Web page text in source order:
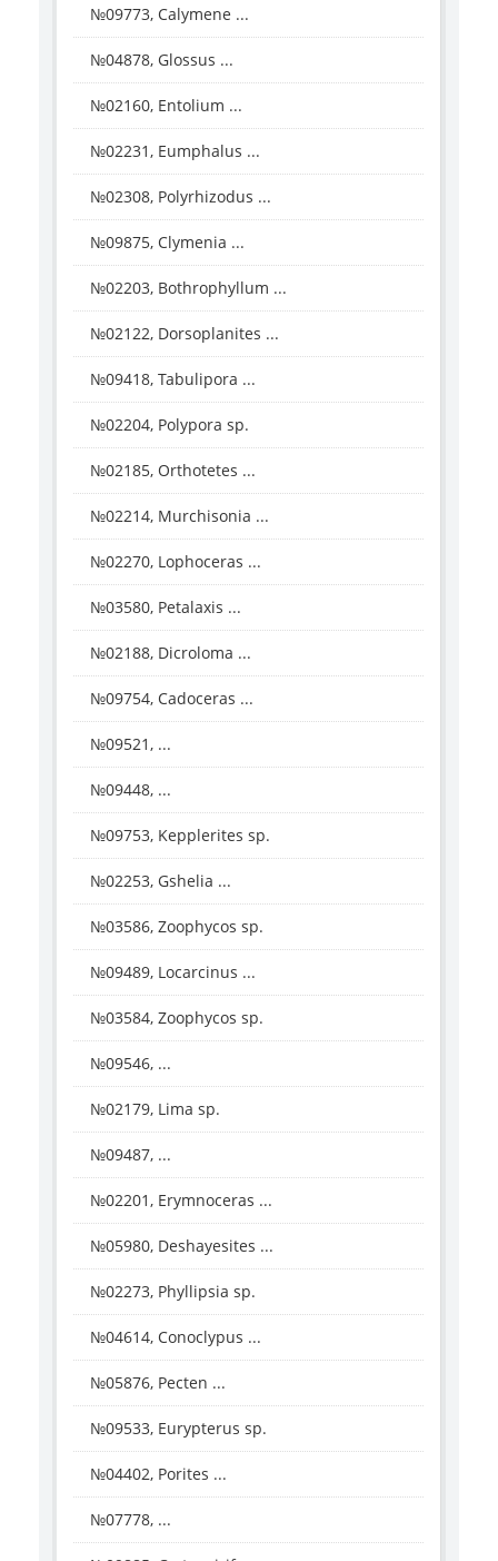
№09773, Calymene ...
№04878, Glossus ...
№02160, Entolium ...
№02231, Eumphalus ...
№02308, Polyrhizodus ...
№09875, Clymenia ...
№02203, Bothrophyllum ...
№02122, Dorsoplanites ...
№09418, Tabulipora ...
№02204, Polypora sp.
№02185, Orthotetes ...
№02214, Murchisonia ...
№02270, Lophoceras ...
№03580, Petalaxis ...
№02188, Dicroloma ...
№09754, Cadoceras ...
№09521, ...
№09448, ...
№09753, Kepplerites sp.
№02253, Gshelia ...
№03586, Zoophycos sp.
№09489, Locarcinus ...
№03584, Zoophycos sp.
№09546, ...
№02179, Lima sp.
№09487, ...
№02201, Erymnoceras ...
№05980, Deshayesites ...
№02273, Phyllipsia sp.
№04614, Conoclypus ...
№05876, Pecten ...
№09533, Eurypterus sp.
№04402, Porites ...
№07778, ...